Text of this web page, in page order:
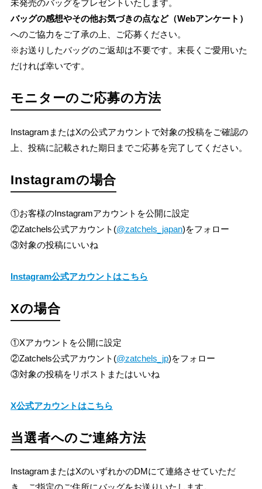
未発売のバッグをプレゼントいたします。
バッグの感想やその他お気づきの点など（Webアンケート）
へのご協力をご了承の上、ご応募ください。
※お送りしたバッグのご返却は不要です。末長くご愛用いた
だければ幸いです。
モニターのご応募の方法
InstagramまたはXの公式アカウントで対象の投稿をご確認の
上、投稿に記載された期日までご応募を完了してください。
Instagramの場合
①お客様のInstagramアカウントを公開に設定
②Zatchels公式アカウント(@zatchels_japan)をフォロー
③対象の投稿にいいね
Instagram公式アカウントはこちら
Xの場合
①Xアカウントを公開に設定
②Zatchels公式アカウント(@zatchels_jp)をフォロー
③対象の投稿をリポストまたはいいね
X公式アカウントはこちら
当選者へのご連絡方法
InstagramまたはXのいずれかのDMにて連絡させていただ